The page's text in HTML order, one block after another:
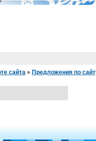
сайта » Предложения по